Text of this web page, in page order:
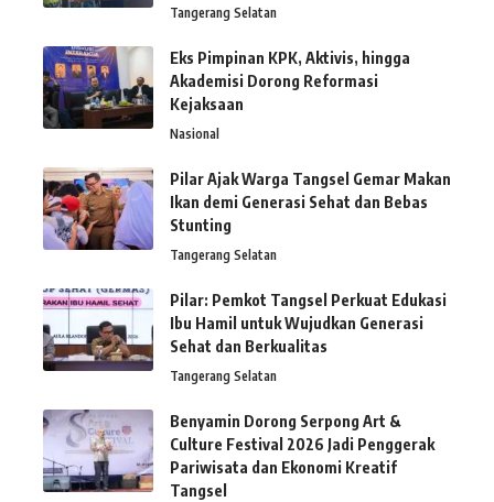
Tangerang Selatan
Eks Pimpinan KPK, Aktivis, hingga
Akademisi Dorong Reformasi
Kejaksaan
Nasional
Pilar Ajak Warga Tangsel Gemar Makan
Ikan demi Generasi Sehat dan Bebas
Stunting
Tangerang Selatan
Pilar: Pemkot Tangsel Perkuat Edukasi
Ibu Hamil untuk Wujudkan Generasi
Sehat dan Berkualitas
Tangerang Selatan
Benyamin Dorong Serpong Art &
Culture Festival 2026 Jadi Penggerak
Pariwisata dan Ekonomi Kreatif
Tangsel